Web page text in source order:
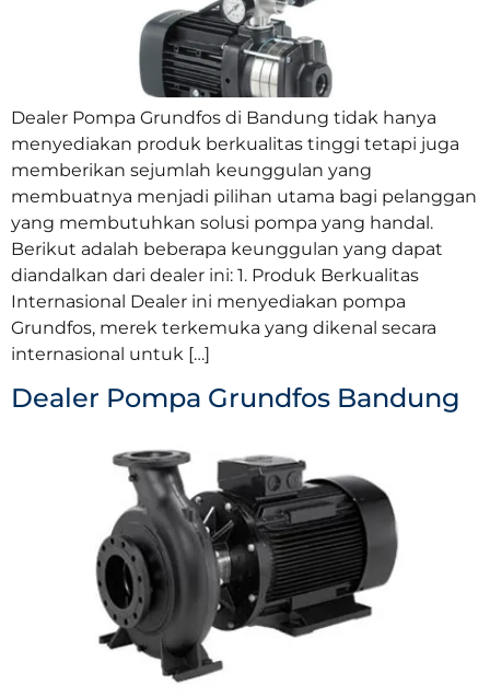
Dealer Pompa Grundfos di Bandung tidak hanya
menyediakan produk berkualitas tinggi tetapi juga
memberikan sejumlah keunggulan yang
membuatnya menjadi pilihan utama bagi pelanggan
yang membutuhkan solusi pompa yang handal.
Berikut adalah beberapa keunggulan yang dapat
diandalkan dari dealer ini: 1. Produk Berkualitas
Internasional Dealer ini menyediakan pompa
Grundfos, merek terkemuka yang dikenal secara
internasional untuk […]
Dealer Pompa Grundfos Bandung